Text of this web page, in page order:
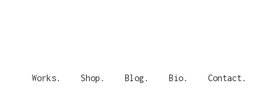
Works. Shop. Blog. Bio. Contact.